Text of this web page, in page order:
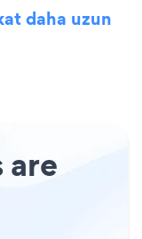
daha uzun
are